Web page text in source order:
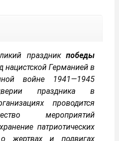
праздникпобеды
нацистской Германией в
войне 1941—1945
праздника в
проводится
мероприятий
патриотических
жертвах и подвигах